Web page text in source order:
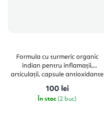
Formula cu turmeric organic
indian pentru inflamații,
articulații, capsule antioxidante
100 lei
În stoc (2 buc)